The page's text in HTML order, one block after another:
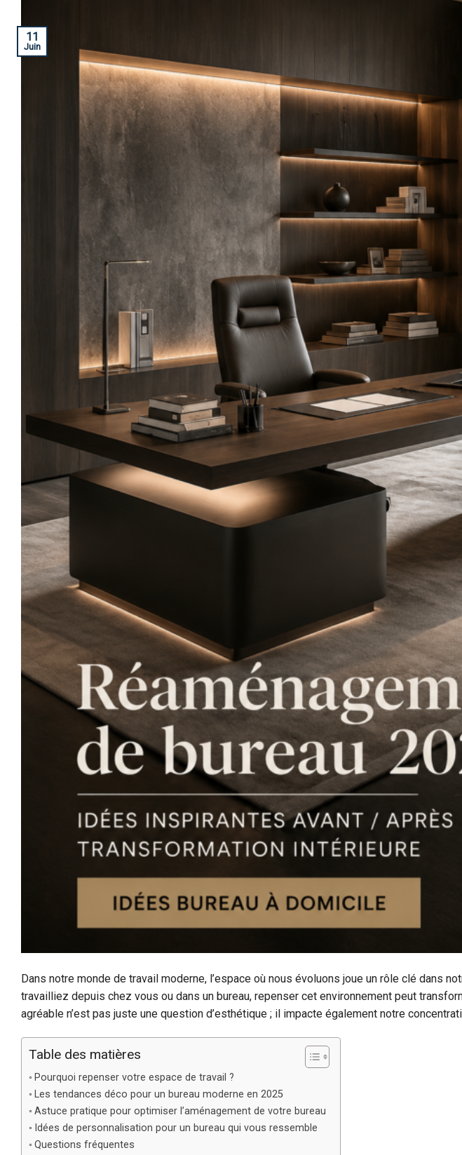
11
Juin
Dans notre monde de travail moderne, l’espace où nous évoluons joue un rôle clé dans
travailliez depuis chez vous ou dans un bureau, repenser cet environnement peut
agréable n’est pas juste une question d’esthétique ; il impacte également notre
Table des matières
Pourquoi repenser votre espace de travail ?
Les tendances déco pour un bureau moderne en 2025
Astuce pratique pour optimiser l’aménagement de votre bureau
Idées de personnalisation pour un bureau qui vous ressemble
Questions fréquentes